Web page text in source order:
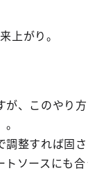
上がり。
、このやり
整すれば固さ
ソースにも